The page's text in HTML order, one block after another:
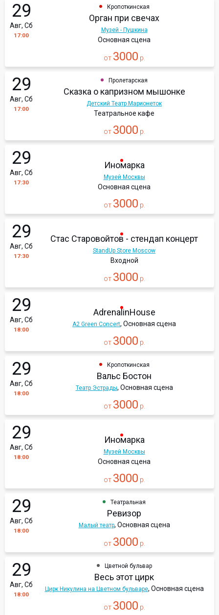
29
Авг, Сб
17:00
Кропоткинская
Орган при свечах
Музей - Пушкина
Основная сцена
от 3000 р.
29
Авг, Сб
17:00
Пролетарская
Сказка о капризном мышонке
Детский Театр Марионеток
Театральное кафе
от 3000 р.
29
Авг, Сб
17:30
Иномарка
Музей Москвы
Основная сцена
от 3000 р.
29
Авг, Сб
17:30
Стас Старовойтов - стендап концерт
StandUp Store Moscow
Входной
от 3000 р.
29
Авг, Сб
18:00
AdrenalinHouse
A2 Green Concert, Основная сцена
от 3000 р.
29
Авг, Сб
18:00
Кропоткинская
Вальс Бостон
Театр Эстрады, Основная сцена
от 3000 р.
29
Авг, Сб
18:00
Иномарка
Музей Москвы
Основная сцена
от 3000 р.
29
Авг, Сб
18:00
Театральная
Ревизор
Малый театр, Основная сцена
от 3000 р.
29
Авг, Сб
18:00
Цветной бульвар
Весь этот цирк
Цирк Никулина на Цветном бульваре, Основная сцена
от 3000 р.